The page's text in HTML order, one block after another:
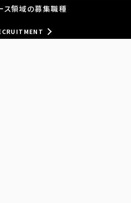
ス領域の募集職種
人情報保護